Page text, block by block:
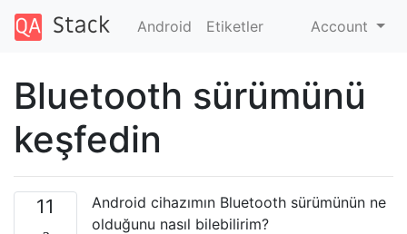
Android Etiketler Account
Bluetooth sürümünü
keşfedin
11
Android cihazımın Bluetooth sürümünün ne
olduğunu nasıl bilebilirim?